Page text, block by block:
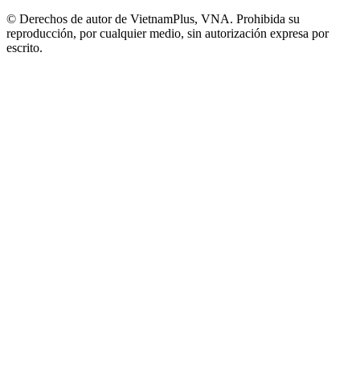
© Derechos de autor de VietnamPlus, VNA. Prohibida su
reproducción, por cualquier medio, sin autorización expresa por
escrito.